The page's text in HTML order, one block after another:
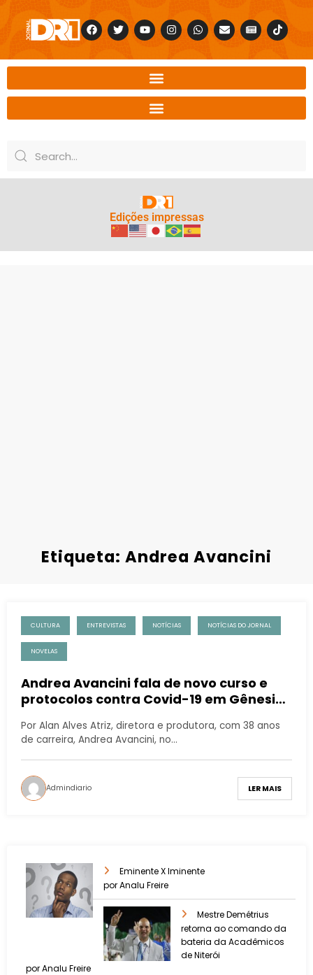
Edições impressas
Etiqueta: Andrea Avancini
CULTURA ENTREVISTAS NOTÍCIAS NOTÍCIAS DO JORNAL
NOVELAS
Andrea Avancini fala de novo curso e
protocolos contra Covid-19 em Gênesis:
Por Alan Alves Atriz, diretora e produtora, com 38 anos
de carreira, Andrea Avancini, no…
Admindiario LER MAIS
Eminente X Iminente
por Analu Freire
Mestre Demétrius
retorna ao comando da
bateria da Acadêmicos
de Niterói
por Analu Freire